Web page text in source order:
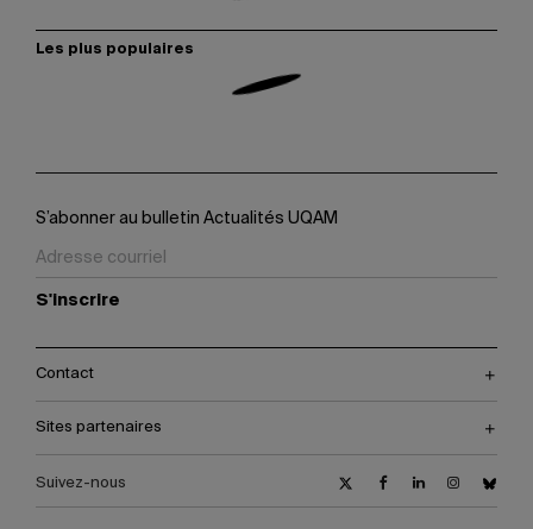
Les plus populaires
S’abonner au bulletin Actualités UQAM
S'inscrire
Contact
Sites partenaires
Suivez-nous